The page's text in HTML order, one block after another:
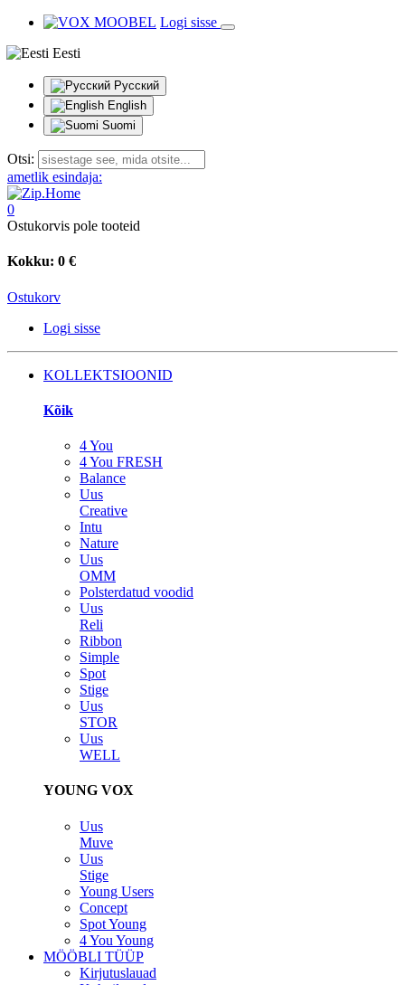
Logi sisse
Eesti
Русский
English
Suomi
Otsi:
ametlik esindaja:
0
Ostukorvis pole tooteid
Kokku: 0 €
Ostukorv
Logi sisse
KOLLEKTSIOONID
Kõik
4 You
4 You FRESH
Balance
Uus
Creative
Intu
Nature
Uus
OMM
Polsterdatud voodid
Uus
Reli
Ribbon
Simple
Spot
Stige
Uus
STOR
Uus
WELL
YOUNG VOX
Uus
Muve
Uus
Stige
Young Users
Concept
Spot Young
4 You Young
MÖÖBLI TÜÜP
Kirjutuslauad